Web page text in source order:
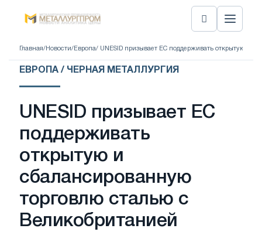
Главная/ Новости/ Европа/ UNESID призывает ЕС поддерживать открытую и
ЕВРОПА / ЧЕРНАЯ МЕТАЛЛУРГИЯ
UNESID призывает ЕС
поддерживать
открытую и
сбалансированную
торговлю сталью с
Великобританией